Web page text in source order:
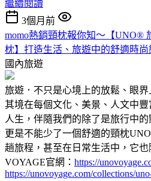
繼續閱讀
3個月前
momo熱銷頸枕報你知～【UNO®
枕】打造生活、旅遊中的舒適時
國內旅遊
旅遊．不只是心境上的放鬆、眼
其境在每個文化、美景、人文中
人生，伴隨我們的除了是旅行中
更是不能少了一個舒適的頸枕
趟旅程，甚至在日常生活中，它
VOYAGE官網： https://
https://unovoyage.com/collections/